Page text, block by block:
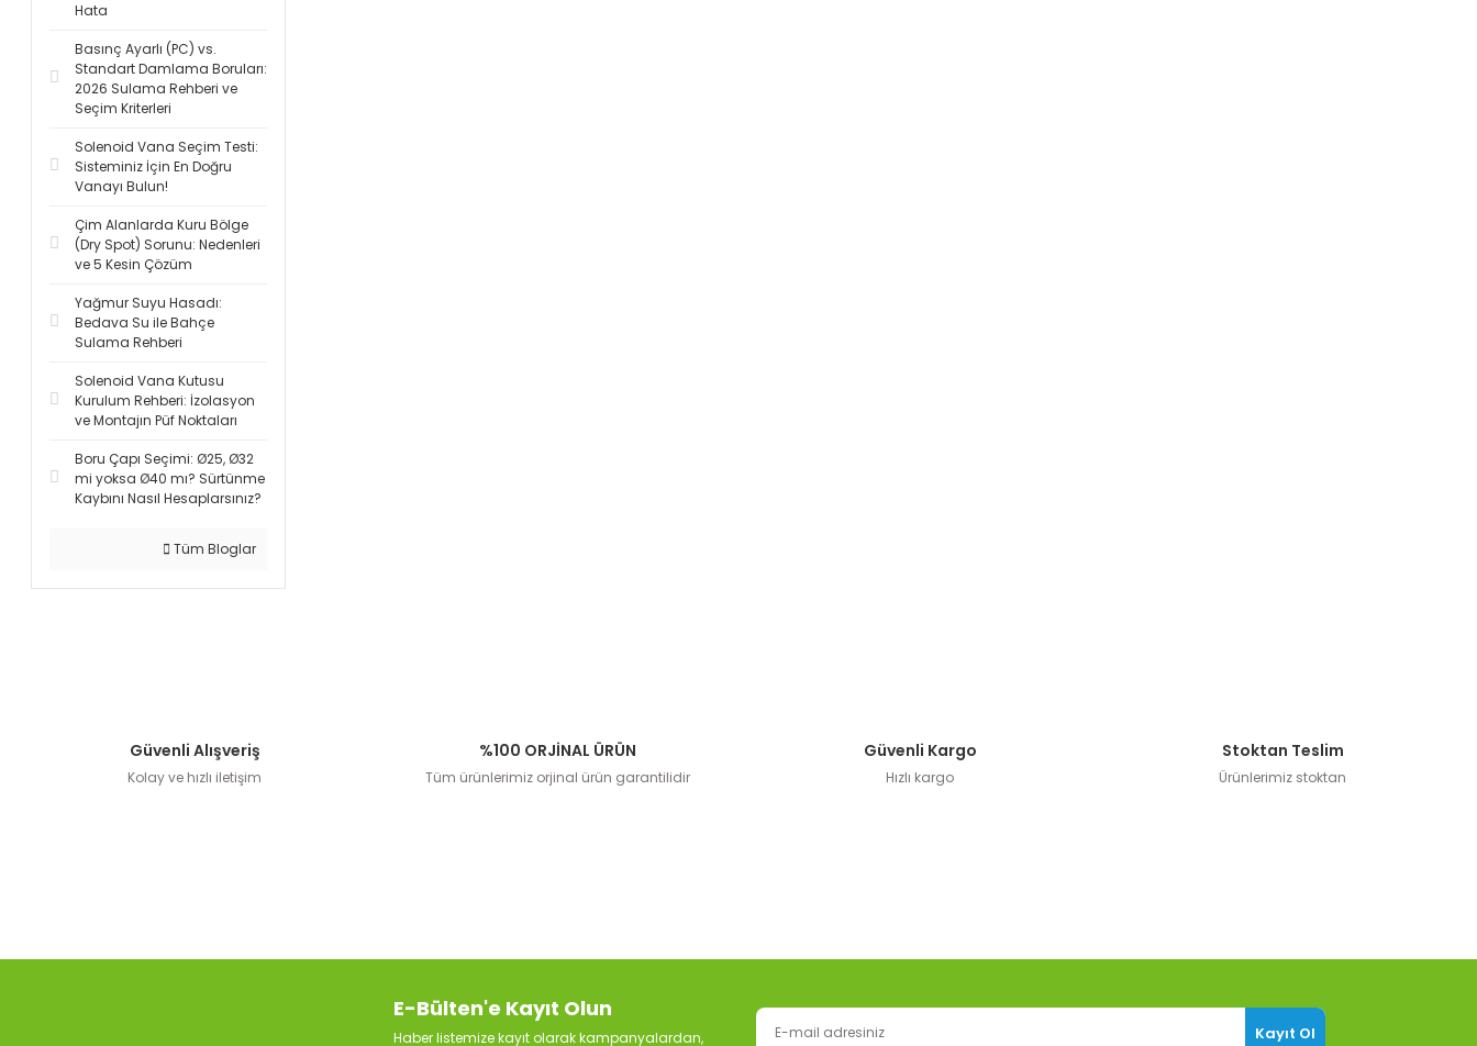
Hata
Basınç Ayarlı (PC) vs.
Standart Damlama Boruları:
2026 Sulama Rehberi ve
Seçim Kriterleri
Solenoid Vana Seçim Testi:
Sisteminiz İçin En Doğru
Vanayı Bulun!
Çim Alanlarda Kuru Bölge
(Dry Spot) Sorunu: Nedenleri
ve 5 Kesin Çözüm
Yağmur Suyu Hasadı:
Bedava Su ile Bahçe
Sulama Rehberi
Solenoid Vana Kutusu
Kurulum Rehberi: İzolasyon
ve Montajın Püf Noktaları
Boru Çapı Seçimi: Ø25, Ø32
mi yoksa Ø40 mı? Sürtünme
Kaybını Nasıl Hesaplarsınız?
Tüm Bloglar
Güvenli Alışveriş
Kolay ve hızlı iletişim
%100 ORJİNAL ÜRÜN
Tüm ürünlerimiz orjinal ürün garantilidir
Güvenli Kargo
Hızlı kargo
Stoktan Teslim
Ürünlerimiz stoktan
E-Bülten'e Kayıt Olun
Haber listemize kayıt olarak kampanyalardan, Kayıt Ol